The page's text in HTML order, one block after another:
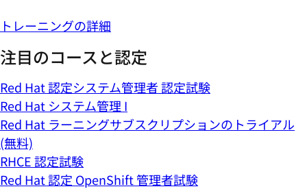
トレーニングの詳細
注目のコースと認定
Red Hat 認定システム管理者 認定試験
Red Hat システム管理 I
Red Hat ラーニングサブスクリプションのトライアル
(無料)
RHCE 認定試験
Red Hat 認定 OpenShift 管理者試験